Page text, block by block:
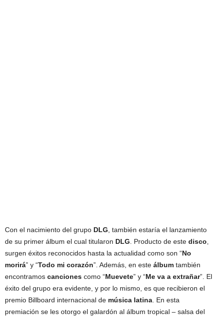
Con el nacimiento del grupo DLG , también estaría el lanzamiento
de su primer álbum el cual titularon DLG . Producto de este disco
surgen éxitos reconocidos hasta la actualidad como son “No
morirá” y “Todo mi corazón”. Además, en este álbum también
encontramos canciones como “Muevete” y “Me va a extrañar”. El
éxito del grupo era evidente, y por lo mismo, es que recibieron el
premio Billboard internacional de música latina . En esta
premiación se les otorgo el galardón al álbum tropical – salsa del